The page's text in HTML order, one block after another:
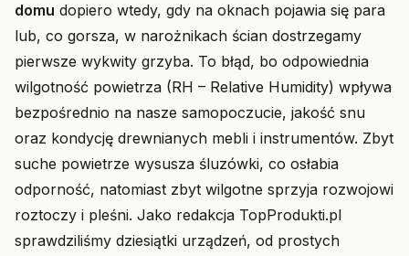
domu dopiero wtedy, gdy na oknach pojawia się para
lub, co gorsza, w narożnikach ścian dostrzegamy
pierwsze wykwity grzyba. To błąd, bo odpowiednia
wilgotność powietrza (RH – Relative Humidity) wpływa
bezpośrednio na nasze samopoczucie, jakość snu
oraz kondycję drewnianych mebli i instrumentów. Zbyt
suche powietrze wysusza śluzówki, co osłabia
odporność, natomiast zbyt wilgotne sprzyja rozwojowi
roztoczy i pleśni. Jako redakcja TopProdukti.pl
sprawdziliśmy dziesiątki urządzeń, od prostych